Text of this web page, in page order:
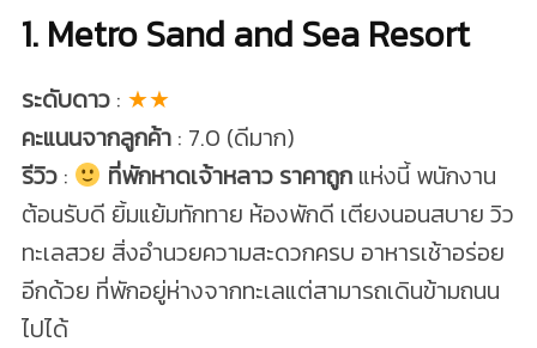
1. Metro Sand and Sea Resort
ระดับดาว: ★★
คะแนนจากลูกค้า: 7.0 (ดีมาก)
รีวิว: ที่พักหาดเจ้าหลาว ราคาถูกแห่งนี้ พนักงาน
ต้อนรับดี ยิ้มแย้มทักทาย ห้องพักดี เตียงนอนสบาย วิว
ทะเลสวย สิ่งอำนวยความสะดวกครบ อาหารเช้าอร่อย
อีกด้วย ที่พักอยู่ห่างจากทะเลแต่สามารถเดินข้ามถนน
ไปได้